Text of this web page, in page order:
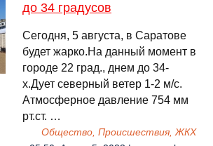
до 34 градусов
Сегодня, 5 августа, в Саратове
будет жарко.На данный момент в
городе 22 град., днем до 34-
х.Дует северный ветер 1-2 м/с.
Атмосферное давление 754 мм
рт.ст. …
Общество, Происшествия, ЖКХ